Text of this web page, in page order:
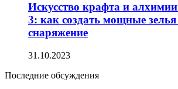
Искусство крафта и
3: как создать мощные
снаряжение
31.10.2023
Последние обсуждения